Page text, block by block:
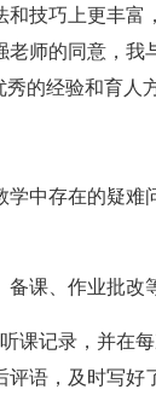
技巧上更丰富
师的同意，我
的经验和育人
中存在的疑难
课、作业批改
课记录，并在
语，及时写好